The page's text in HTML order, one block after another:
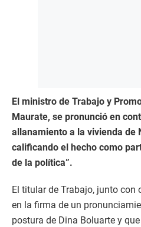
El ministro de Trabajo y
Maurate, se pronunció en
allanamiento a la vivienda de
calificando el hecho como
de la política”.
El titular de Trabajo, junto
en la firma de un
postura de Dina Boluarte y